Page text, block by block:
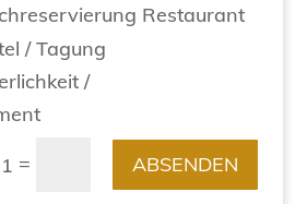
Restaurant
/ Tagung
/
= ABSENDEN